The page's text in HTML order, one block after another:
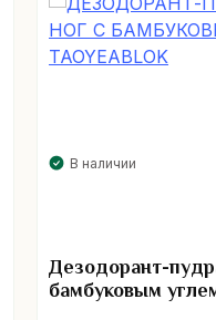
В наличии
Дезодорант-
бамбуковым